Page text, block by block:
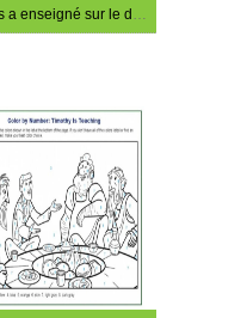
Jésus a enseigné sur le don coloriage magique